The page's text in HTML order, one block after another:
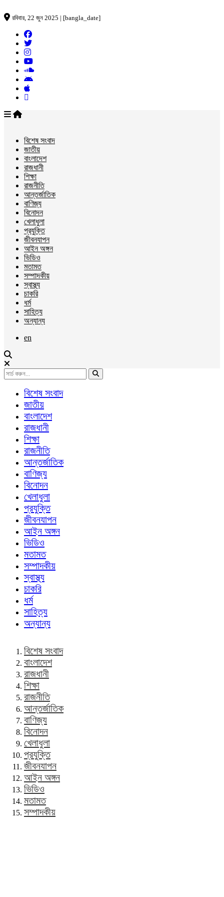
রবিবার, 22 জুন 2025 | [bangla_date]
বিশেষ সংবাদ
জাতীয়
বাংলাদেশ
রাজধানী
শিক্ষা
রাজনীতি
আন্তর্জাতিক
বাণিজ্য
বিনোদন
খেলাধুলা
প্রযুক্তি
জীবনযাপন
আইন অঙ্গন
ভিডিও
মতামত
সম্পাদকীয়
স্বাস্থ্য
চাকরি
ধর্ম
সাহিত্য
অন্যান্য
en
বিশেষ সংবাদ
জাতীয়
বাংলাদেশ
রাজধানী
শিক্ষা
রাজনীতি
আন্তর্জাতিক
বাণিজ্য
বিনোদন
খেলাধুলা
প্রযুক্তি
জীবনযাপন
আইন অঙ্গন
ভিডিও
মতামত
সম্পাদকীয়
স্বাস্থ্য
চাকরি
ধর্ম
সাহিত্য
অন্যান্য
বিশেষ সংবাদ
বাংলাদেশ
রাজধানী
শিক্ষা
রাজনীতি
আন্তর্জাতিক
বাণিজ্য
বিনোদন
খেলাধুলা
প্রযুক্তি
জীবনযাপন
আইন অঙ্গন
ভিডিও
মতামত
সম্পাদকীয়